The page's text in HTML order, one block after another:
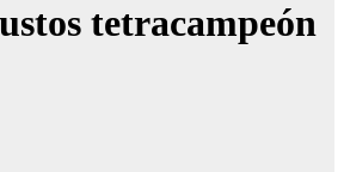
tetracampeón